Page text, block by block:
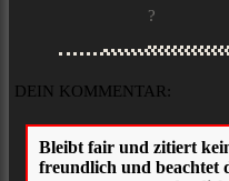
?
DEIN KOMMENTAR: